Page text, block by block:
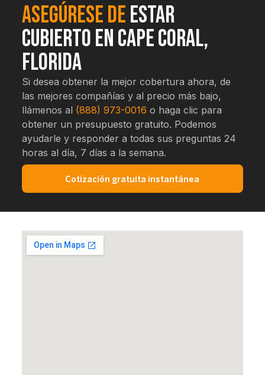
Asegúrese deestar
cubierto en Cape Coral,
Florida
Si desea obtener la mejor cobertura ahora, de
las mejores compañías y al precio más bajo,
llámenos al (888) 973-0016 o haga clic para
obtener un presupuesto gratuito. Podemos
ayudarle y responder a todas sus preguntas 24
horas al día, 7 días a la semana.
Cotización gratuita instantánea